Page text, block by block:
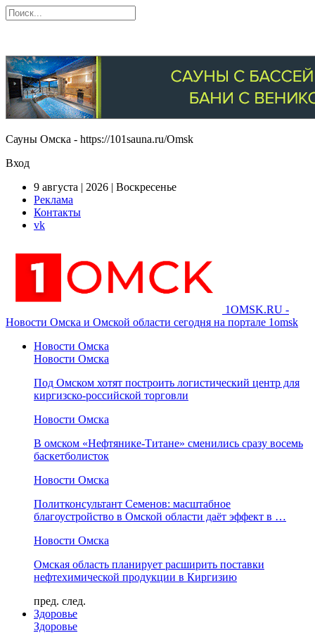
Сауны Омска - https://101sauna.ru/Omsk
Вход
9 августа | 2026 | Воскресенье
Реклама
Контакты
vk
1OMSK.RU -
Новости Омска и Омской области сегодня на портале 1omsk
Новости Омска
Новости Омска
Под Омском хотят построить логистический центр для
киргизско-российской торговли
Новости Омска
В омском «Нефтянике-Титане» сменились сразу восемь
баскетболисток
Новости Омска
Политконсультант Семенов: масштабное
благоустройство в Омской области даёт эффект в …
Новости Омска
Омская область планирует расширить поставки
нефтехимической продукции в Киргизию
пред. след.
Здоровье
Здоровье